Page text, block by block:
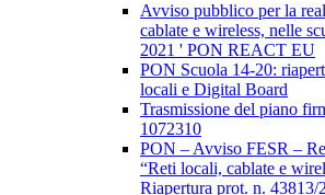
Avviso pubblico per la
cablate e wireless, nelle
2021 ' PON REACT EU
PON Scuola 14-20:
locali e Digital Board
Trasmissione del piano
1072310
PON – Avviso FESR –
“Reti locali, cablate e
Riapertura prot. n. 43813/